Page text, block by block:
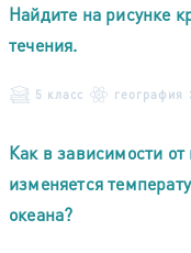
Найдите на рисунке
течения.
5 класс география
Как в зависимости
изменяется
океана?